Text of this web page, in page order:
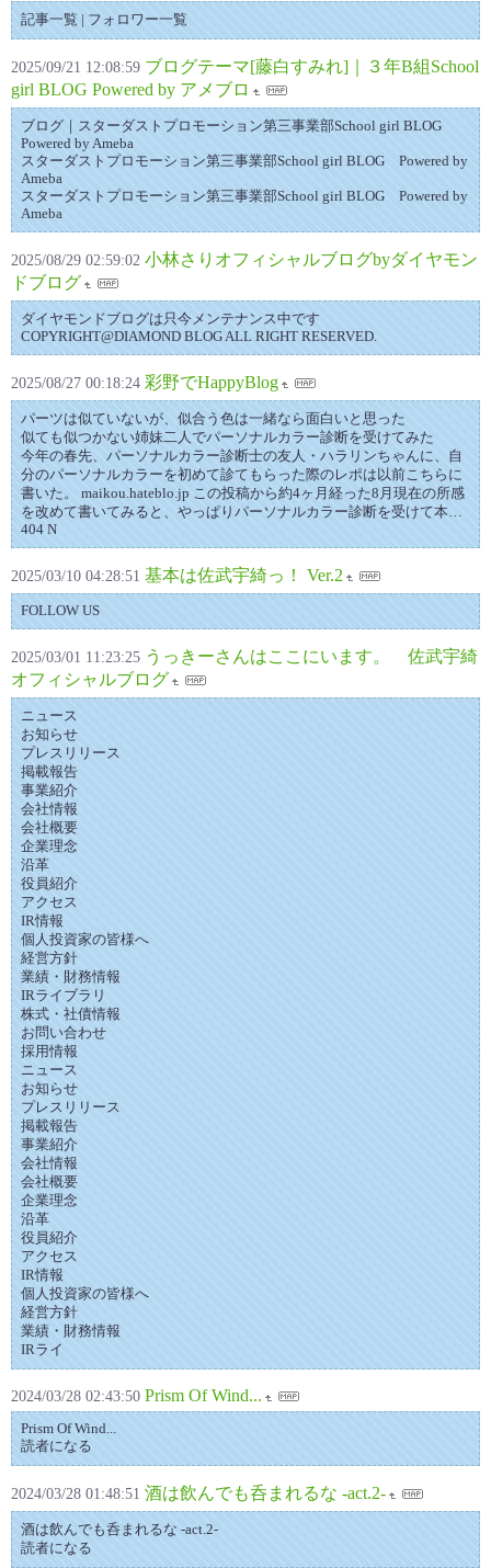
記事一覧 | フォロワー一覧
2025/09/21 12:08:59 ブログテーマ[藤白すみれ]｜３年B組School
girl BLOG Powered by アメブロ
ブログ｜スターダストプロモーション第三事業部School girl BLOG
Powered by Ameba
スターダストプロモーション第三事業部School girl BLOG Powered by
Ameba
スターダストプロモーション第三事業部School girl BLOG Powered by
Ameba
2025/08/29 02:59:02 小林さりオフィシャルブログbyダイヤモン
ドブログ
ダイヤモンドブログは只今メンテナンス中です
COPYRIGHT@DIAMOND BLOG ALL RIGHT RESERVED.
2025/08/27 00:18:24 彩野でHappyBlog
パーツは似ていないが、似合う色は一緒なら面白いと思った
似ても似つかない姉妹二人でパーソナルカラー診断を受けてみた
今年の春先、パーソナルカラー診断士の友人・ハラリンちゃんに、自
分のパーソナルカラーを初めて診てもらった際のレポは以前こちらに
書いた。 maikou.hateblo.jp この投稿から約4ヶ月経った8月現在の所感
を改めて書いてみると、やっぱりパーソナルカラー診断を受けて本…
404 N
2025/03/10 04:28:51 基本は佐武宇綺っ！ Ver.2
FOLLOW US
2025/03/01 11:23:25 うっきーさんはここにいます。 佐武宇綺
オフィシャルブログ
ニュース
お知らせ
プレスリリース
掲載報告
事業紹介
会社情報
会社概要
企業理念
沿革
役員紹介
アクセス
IR情報
個人投資家の皆様へ
経営方針
業績・財務情報
IRライブラリ
株式・社債情報
お問い合わせ
採用情報
ニュース
お知らせ
プレスリリース
掲載報告
事業紹介
会社情報
会社概要
企業理念
沿革
役員紹介
アクセス
IR情報
個人投資家の皆様へ
経営方針
業績・財務情報
IRライ
2024/03/28 02:43:50 Prism Of Wind...
Prism Of Wind...
読者になる
2024/03/28 01:48:51 酒は飲んでも呑まれるな -act.2-
酒は飲んでも呑まれるな -act.2-
読者になる